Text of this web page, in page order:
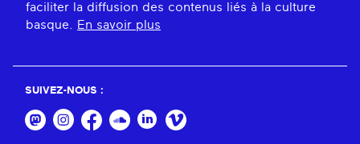
faciliter la diffusion des contenus liés à la culture
basque. En savoir plus
SUIVEZ-NOUS :